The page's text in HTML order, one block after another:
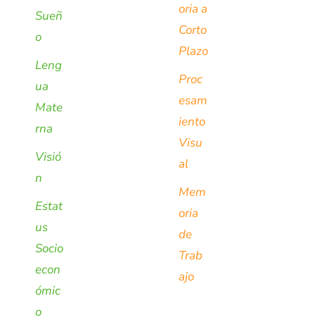
Sueñ
o
Leng
ua
Mate
rna
Visió
n
Estat
us
Socio
econ
ómic
o
oria a
Corto
Plazo
Proc
esam
iento
Visu
al
Mem
oria
de
Trab
ajo